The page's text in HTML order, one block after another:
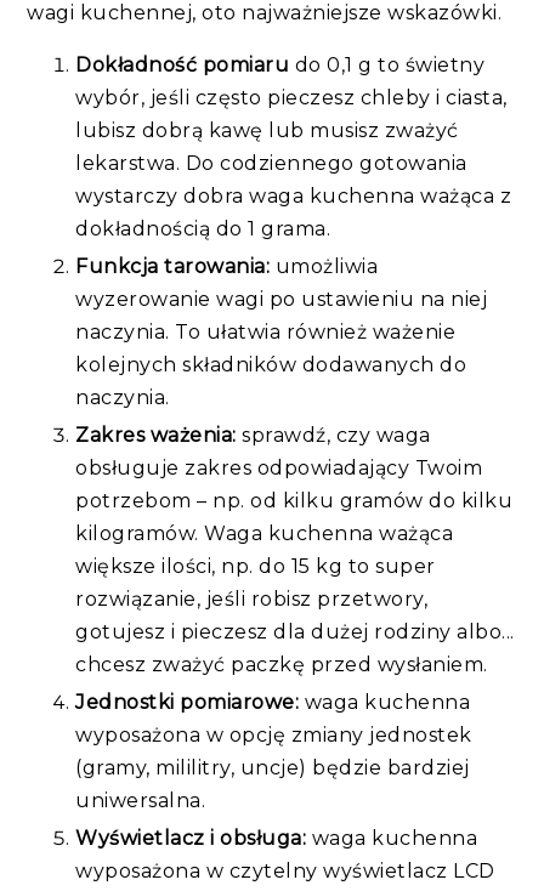
wagi kuchennej, oto najważniejsze wskazówki.
Dokładność pomiaru do 0,1 g to świetny
wybór, jeśli często pieczesz chleby i ciasta,
lubisz dobrą kawę lub musisz zważyć
lekarstwa. Do codziennego gotowania
wystarczy dobra waga kuchenna ważąca z
dokładnością do 1 grama.
Funkcja tarowania: umożliwia
wyzerowanie wagi po ustawieniu na niej
naczynia. To ułatwia również ważenie
kolejnych składników dodawanych do
naczynia.
Zakres ważenia: sprawdź, czy waga
obsługuje zakres odpowiadający Twoim
potrzebom – np. od kilku gramów do kilku
kilogramów. Waga kuchenna ważąca
większe ilości, np. do 15 kg to super
rozwiązanie, jeśli robisz przetwory,
gotujesz i pieczesz dla dużej rodziny albo...
chcesz zważyć paczkę przed wysłaniem.
Jednostki pomiarowe: waga kuchenna
wyposażona w opcję zmiany jednostek
(gramy, mililitry, uncje) będzie bardziej
uniwersalna.
Wyświetlacz i obsługa: waga kuchenna
wyposażona w czytelny wyświetlacz LCD